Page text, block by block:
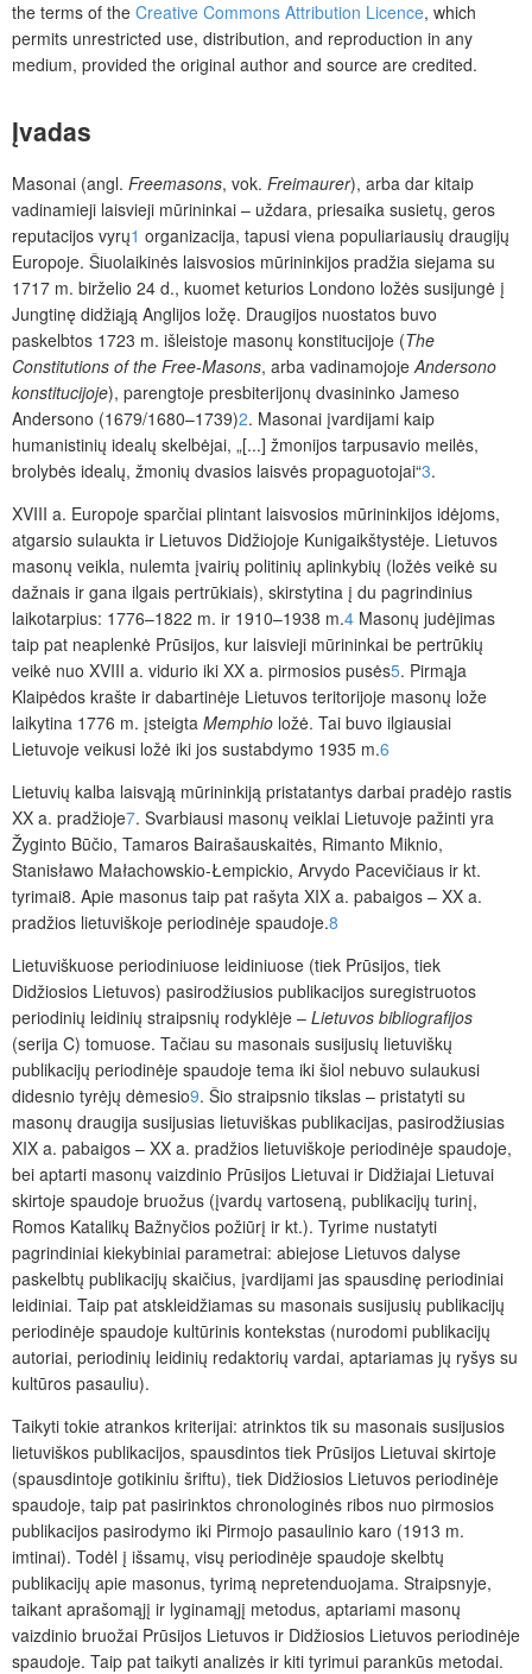
the terms of the Creative Commons Attribution Licence, which
permits unrestricted use, distribution, and reproduction in any
medium, provided the original author and source are credited.
Įvadas
Masonai (angl. Freemasons, vok. Freimaurer), arba dar kitaip
vadinamieji laisvieji mūrininkai – uždara, priesaika susietų, geros
reputacijos vyrų1 organizacija, tapusi viena populiariausių draugijų
Europoje. Šiuolaikinės laisvosios mūrininkijos pradžia siejama su
1717 m. birželio 24 d., kuomet keturios Londono ložės susijungė į
Jungtinę didžiąją Anglijos ložę. Draugijos nuostatos buvo
paskelbtos 1723 m. išleistoje masonų konstitucijoje (The
Constitutions of the Free-Masons, arba vadinamojoje Andersono
konstitucijoje), parengtoje presbiterijonų dvasininko Jameso
Andersono (1679/1680–1739)2. Masonai įvardijami kaip
humanistinių idealų skelbėjai, „[...] žmonijos tarpusavio meilės,
brolybės idealų, žmonių dvasios laisvės propaguotojai“3.
XVIII a. Europoje sparčiai plintant laisvosios mūrininkijos idėjoms,
atgarsio sulaukta ir Lietuvos Didžiojoje Kunigaikštystėje. Lietuvos
masonų veikla, nulemta įvairių politinių aplinkybių (ložės veikė su
dažnais ir gana ilgais pertrūkiais), skirstytina į du pagrindinius
laikotarpius: 1776–1822 m. ir 1910–1938 m.4 Masonų judėjimas
taip pat neaplenkė Prūsijos, kur laisvieji mūrininkai be pertrūkių
veikė nuo XVIII a. vidurio iki XX a. pirmosios pusės5. Pirmąja
Klaipėdos krašte ir dabartinėje Lietuvos teritorijoje masonų lože
laikytina 1776 m. įsteigta Memphio ložė. Tai buvo ilgiausiai
Lietuvoje veikusi ložė iki jos sustabdymo 1935 m.6
Lietuvių kalba laisvąją mūrininkiją pristatantys darbai pradėjo rastis
XX a. pradžioje7. Svarbiausi masonų veiklai Lietuvoje pažinti yra
Žyginto Būčio, Tamaros Bairašauskaitės, Rimanto Miknio,
Stanisławo Małachowskio-Łempickio, Arvydo Pacevičiaus ir kt.
tyrimai8. Apie masonus taip pat rašyta XIX a. pabaigos – XX a.
pradžios lietuviškoje periodinėje spaudoje.8
Lietuviškuose periodiniuose leidiniuose (tiek Prūsijos, tiek
Didžiosios Lietuvos) pasirodžiusios publikacijos suregistruotos
periodinių leidinių straipsnių rodyklėje – Lietuvos bibliografijos
(serija C) tomuose. Tačiau su masonais susijusių lietuviškų
publikacijų periodinėje spaudoje tema iki šiol nebuvo sulaukusi
didesnio tyrėjų dėmesio9. Šio straipsnio tikslas – pristatyti su
masonų draugija susijusias lietuviškas publikacijas, pasirodžiusias
XIX a. pabaigos – XX a. pradžios lietuviškoje periodinėje spaudoje,
bei aptarti masonų vaizdinio Prūsijos Lietuvai ir Didžiajai Lietuvai
skirtoje spaudoje bruožus (įvardų vartoseną, publikacijų turinį,
Romos Katalikų Bažnyčios požiūrį ir kt.). Tyrime nustatyti
pagrindiniai kiekybiniai parametrai: abiejose Lietuvos dalyse
paskelbtų publikacijų skaičius, įvardijami jas spausdinę periodiniai
leidiniai. Taip pat atskleidžiamas su masonais susijusių publikacijų
periodinėje spaudoje kultūrinis kontekstas (nurodomi publikacijų
autoriai, periodinių leidinių redaktorių vardai, aptariamas jų ryšys su
kultūros pasauliu).
Taikyti tokie atrankos kriterijai: atrinktos tik su masonais susijusios
lietuviškos publikacijos, spausdintos tiek Prūsijos Lietuvai skirtoje
(spausdintoje gotikiniu šriftu), tiek Didžiosios Lietuvos periodinėje
spaudoje, taip pat pasirinktos chronologinės ribos nuo pirmosios
publikacijos pasirodymo iki Pirmojo pasaulinio karo (1913 m.
imtinai). Todėl į išsamų, visų periodinėje spaudoje skelbtų
publikacijų apie masonus, tyrimą nepretenduojama. Straipsnyje,
taikant aprašomąjį ir lyginamąjį metodus, aptariami masonų
vaizdinio bruožai Prūsijos Lietuvos ir Didžiosios Lietuvos periodinėje
spaudoje. Taip pat taikyti analizės ir kiti tyrimui parankūs metodai.